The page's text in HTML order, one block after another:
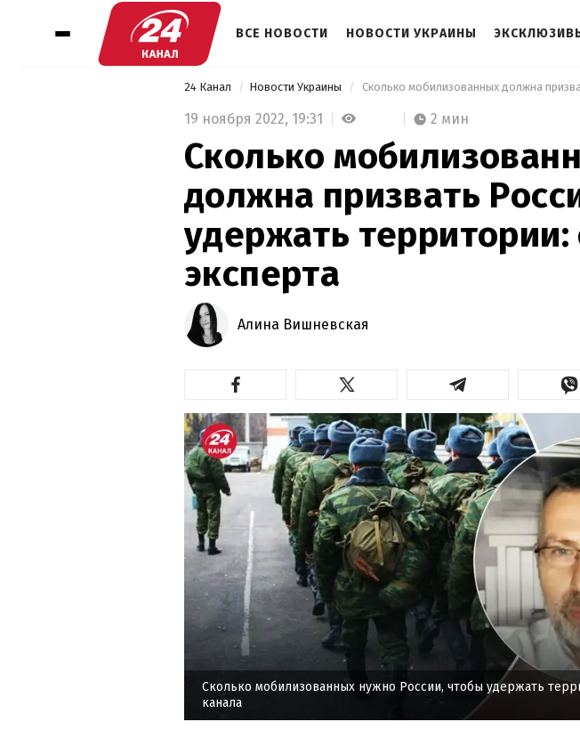
ВСЕ НОВОСТИ НОВОСТИ УКРАИНЫ
24 Канал Новости Украины
19 ноября 2022, 19:31 2 мин
Сколько
должна призвать
удержать территории:
эксперта
Алина Вишневская
Сколько мобилизованных нужно России, чтобы удержать
канала